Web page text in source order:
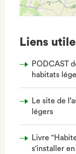
Liens
PODCAST
habitats
Le site de
légers
Livre
s'installer